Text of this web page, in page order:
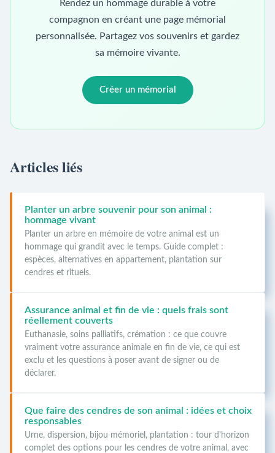
Rendez un hommage durable à votre
compagnon en créant une page mémorial
personnalisée. Partagez vos souvenirs et gardez
sa mémoire vivante.
Créer un mémorial
Articles liés
Planter un arbre souvenir pour son animal :
hommage vivant
Planter un arbre en mémoire de votre animal est un
hommage qui grandit avec le temps. Guide complet :
espèces, alternatives en appartement, plantation sur
cendres et rituels.
Assurance animal et fin de vie : quels frais sont
réellement couverts
Euthanasie, soins palliatifs, crémation : ce que couvre
vraiment votre assurance animale en fin de vie, ce qui est
exclu et les questions à poser avant de signer ou de
déclarer.
Que faire des cendres de son animal : idées et choix
responsables
Urne, dispersion, bijou mémoriel, plantation : tour d'horizon
complet des options pour les cendres de votre animal, avec